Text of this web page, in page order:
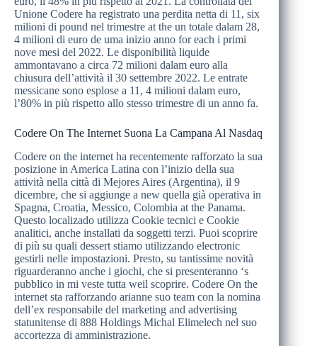
Unione Codere ha registrato una perdita netta di 11, six
milioni di pound nel trimestre at the un totale dalam 28,
4 milioni di euro de uma inizio anno for each i primi
nove mesi del 2022. Le disponibilità liquide
ammontavano a circa 72 milioni dalam euro alla
chiusura dell’attività il 30 settembre 2022. Le entrate
messicane sono esplose a 11, 4 milioni dalam euro,
l’80% in più rispetto allo stesso trimestre di un anno fa.
Codere On The Internet Suona La Campana Al Nasdaq
Codere on the internet ha recentemente rafforzato la sua
posizione in America Latina con l’inizio della sua
attività nella città di Mejores Aires (Argentina), il 9
dicembre, che si aggiunge a new quella già operativa in
Spagna, Croatia, Messico, Colombia at the Panama.
Questo localizado utilizza Cookie tecnici e Cookie
analitici, anche installati da soggetti terzi. Puoi scoprire
di più su quali dessert stiamo utilizzando electronic
gestirli nelle impostazioni. Presto, su tantissime novità
riguarderanno anche i giochi, che si presenteranno ‘s
pubblico in mi veste tutta weil scoprire. Codere On the
internet sta rafforzando arianne suo team con la nomina
dell’ex responsabile del marketing and advertising
statunitense di 888 Holdings Michal Elimelech nel suo
accortezza di amministrazione.